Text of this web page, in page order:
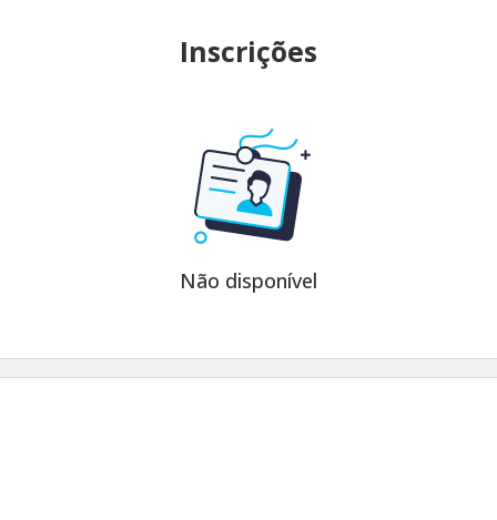
Inscrições
Não disponível